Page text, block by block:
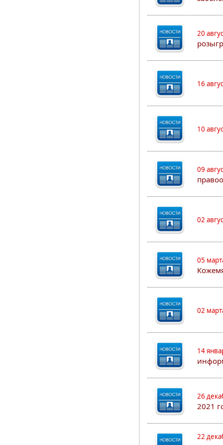
20
16
10
09
02
05
02
14
26
2021
22